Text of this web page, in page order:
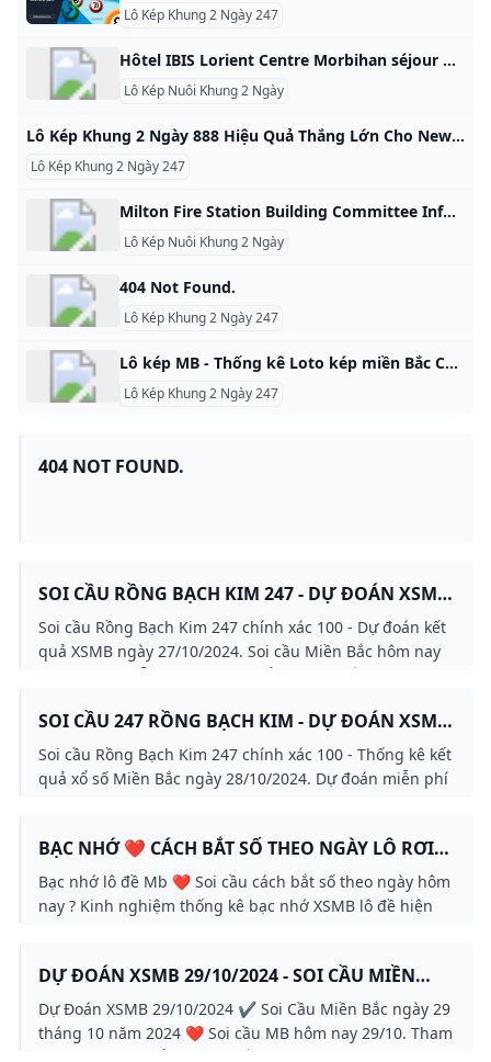
Lô Kép Khung 2 Ngày 247
Hôtel IBIS Lorient Centre Morbihan séjour à Lorient Bretagne Sud - LORIENT-HOTEL.COM LORIENT-HOTEL.COM This domain name is for sale. Owning a suitable domain name will help you achieve greater success in your career. For any business consultation about LORIENT-HOTEL.COM, please contact us! ! ! available for sale For instantly purchase. Please contact us to get this domain. Get A Quote Telegram Whatsapp Skype email protected Primary Language French Number Of Records 56 Website Building Age 11 Domain Age 11 Oldest Record Year 2014-10-11 01:19:58 Latest Record Year 2024-12-31 20:23:14 This domain name was built between 2014 and 2015 for a period of 1 year.
Lô Kép Nuôi Khung 2 Ngày
Lô Kép Khung 2 Ngày 888 Hiệu Quả Thắng Lớn Cho Newbie Nuôi lô kép khung 2 ngày 888 là một trong những phương pháp soi cầu dự đoán kết quả xổ số cực chuẩn được đông đảo anh em lựa chọn. Cùng theo dõi ngay nhé. adminSend an emailTháng chín 27, 20240 299 4 minutes read Nuôi lô kép khung 2 ngày 888 tức là cách chơi mà anh em lựa chọn các con số khác nhau để xuống tiền trong thời gian 2 ngày liên tiếp.
Lô Kép Khung 2 Ngày 247
Milton Fire Station Building Committee Information Website - MILTONFIRESTATIONS.ORG MILTONFIRESTATIONS.ORG This domain name is for sale. Owning a suitable domain name will help you achieve greater success in your career. For any business consultation about MILTONFIRESTATIONS.ORG, please contact us! ! ! available for sale For instantly purchase. Please contact us to get this domain. Get A Quote Telegram Whatsapp Skype email protected Primary Language English Number Of Records 47 Website Building Age 6 Domain Age 8 Oldest Record Year 2017-05-27 01:34:40 Latest Record Year 2024-12-31 17:04:23 This domain name was built between 2017 and 2018 for a period of 1 year.
Lô Kép Nuôi Khung 2 Ngày
404 Not Found.
Lô Kép Khung 2 Ngày 247
Lô kép MB - Thống kê Loto kép miền Bắc Chuẩn Xác Nhất‌ Lô kép MB - Thống kê các cặp Lô kép miền Bắc, XSMB lâu ngày chưa về nhanh và chuẩn xác nhất, cập nhật hàng ngày. Xoso.com.vn mang lại may mắn cho bạn! Lô kép miền Bắc Lô kép miền Nam Lô kép miền Trung Lô kép An Giang Lô kép Bình Thuận Lô kép Tây Ninh Lô kép Bình Định Lô kép Quảng Bình Lô kép Quảng Trị Xem thêm thống kê khác: Thống kê XSMB Tần suất lô-tô XSMB Thống kê giải ĐB XS MB theo tuần Thống kê lô gan XSMB Trực tiếp XSMB Lô kép XSMB được hiểu được giản là hình thức thống kê những loto có 2 chữ số giống nhau xuất hiện ở hai số cuối của kết quả xổ số.
Lô Kép Khung 2 Ngày 247
404 NOT FOUND.
SOI CẦU RỒNG BẠCH KIM 247 - DỰ ĐOÁN XSMB
27/10/2024 CHÍNH XÁC 100
Soi cầu Rồng Bạch Kim 247 chính xác 100 - Dự đoán kết
quả XSMB ngày 27/10/2024. Soi cầu Miền Bắc hôm nay
tham khảo miễn phí dự đoán xổ số Miền Bắc từ các
SOI CẦU 247 RỒNG BẠCH KIM - DỰ ĐOÁN XSMB
28/10 CHÍNH XÁC 100
Soi cầu Rồng Bạch Kim 247 chính xác 100 - Thống kê kết
quả xổ số Miền Bắc ngày 28/10/2024. Dự đoán miễn phí
BẠC NHỚ ❤️ CÁCH BẮT SỐ THEO NGÀY LÔ RƠI
THEO LÔ ĐỀ GIẢI ĐẶC BIỆT MB
Bạc nhớ lô đề Mb ❤️ Soi cầu cách bắt số theo ngày hôm
nay ? Kinh nghiệm thống kê bạc nhớ XSMB lô đề hiện
DỰ ĐOÁN XSMB 29/10/2024 - SOI CẦU MIỀN
BẮC NGÀY 29 THÁNG 10 NĂM 2024
Dự Đoán XSMB 29/10/2024 ✔️ Soi Cầu Miền Bắc ngày 29
tháng 10 năm 2024 ❤️ Soi cầu MB hôm nay 29/10. Tham
Khảo Dự Đoán Xổ Số Miền Bắc 29/10 từ chuyên gia phân